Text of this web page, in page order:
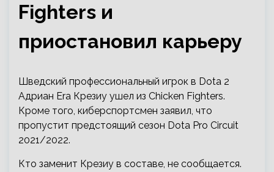
Fighters и
приостановил карьеру
Шведский профессиональный игрок в Dota 2
Адриан Era Крезиу ушел из Chicken Fighters.
Кроме того, киберспортсмен заявил, что
пропустит предстоящий сезон Dota Pro Circuit
2021/2022.
Кто заменит Крезиу в составе, не сообщается.